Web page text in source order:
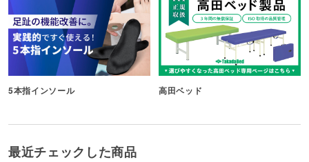
5本指インソール 高田ベッド
最近チェックした商品